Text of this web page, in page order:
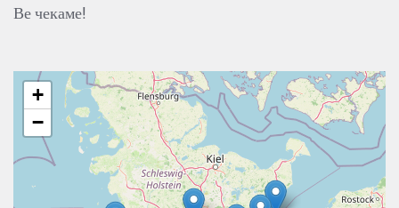
Ве чекаме!
+
−